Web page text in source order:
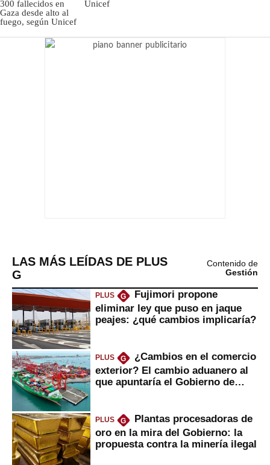
Unicef
LAS MÁS LEÍDAS DE PLUS
G
Contenido de
Gestión
PLUS G
Fujimori propone
eliminar ley que puso en jaque
peajes: ¿qué cambios implicaría?
PLUS G
¿Cambios en el comercio
exterior? El cambio aduanero al
que apuntaría el Gobierno de
PLUS G
Plantas procesadoras de
oro en la mira del Gobierno: la
propuesta contra la minería ilegal